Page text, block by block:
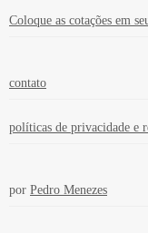
Coloque as cotações em
contato
políticas de privacidade e
por Pedro Menezes